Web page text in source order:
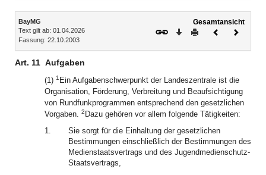
Inhalt
BayMG
Text gilt ab: 01.04.2026
Fassung: 22.10.2003
Gesamtansicht
Download
DruckenVorheriges
Art. 11 Aufgaben
(1) 1 Ein Aufgabenschwerpunkt der Landeszentrale ist die
Organisation, Förderung, Verbreitung und Beaufsichtigung
von Rundfunkprogrammen entsprechend den gesetzlichen
Vorgaben. 2 Dazu gehören vor allem folgende Tätigkeiten:
1.
Sie sorgt für die Einhaltung der gesetzlichen
Bestimmungen einschließlich der Bestimmungen des
Medienstaatsvertrags und des Jugendmedienschutz-
Staatsvertrags,